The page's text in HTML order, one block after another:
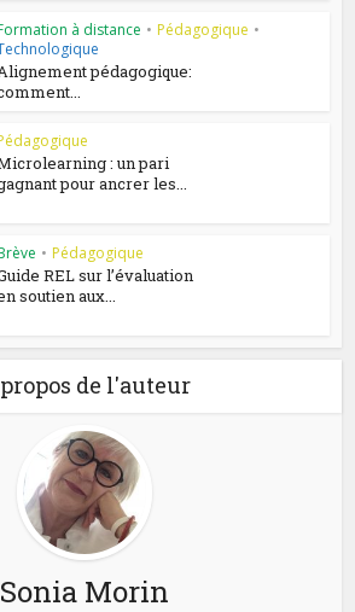
à distance • Pédagogique •
pédagogique:
: un pari
pour ancrer les...
• Pédagogique
REL sur l’évaluation
soutien aux...
de l'auteur
Sonia Morin